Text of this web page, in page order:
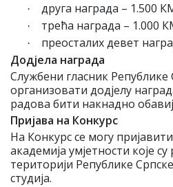
· друга награда – 1.500
· трећа награда – 1.000
· преосталих девет
Додјела награда
Службени гласник
организовати додјелу
радова бити накнадно
Пријава на Конкурс
На Конкурс се могу
академија умјетности које
територији Републике
студија.